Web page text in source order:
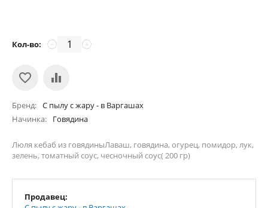
Кол-во: +
−
Бренд
С пылу с жару - в Варгашах
Начинка
Говядина
Люля кебаб из говядиныЛаваш, говядина, огурец, помидор, лук,
зелень, томатный соус, чесночный соус( 200 гр)
Продавец: